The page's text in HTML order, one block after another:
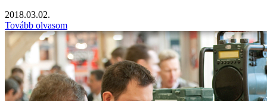
2018.03.02.
Tovább olvasom